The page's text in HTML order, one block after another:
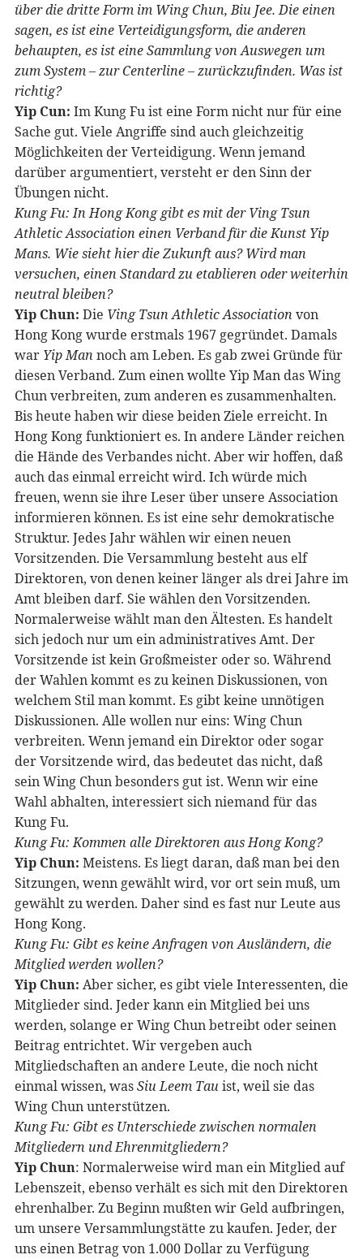
über die dritte Form im Wing Chun,Biu Jee. Die einen
sagen, es ist eine Verteidigungsform, die anderen
behaupten, es ist eine Sammlung von Auswegen um
zum System – zur Centerline – zurückzufinden. Was ist
richtig?
Yip Cun: Im Kung Fu ist eine Form nicht nur für eine
Sache gut. Viele Angriffe sind auch gleichzeitig
Möglichkeiten der Verteidigung. Wenn jemand
darüber argumentiert, versteht er den Sinn der
Übungen nicht.
Kung Fu: In Hong Kong gibt es mit der Ving Tsun
Athletic Association einen Verband für die Kunst Yip
Mans. Wie sieht hier die Zukunft aus? Wird man
versuchen, einen Standard zu etablieren oder weiterhin
neutral bleiben?
Yip Chun: Die Ving Tsun Athletic Association von
Hong Kong wurde erstmals 1967 gegründet. Damals
war Yip Man noch am Leben. Es gab zwei Gründe für
diesen Verband. Zum einen wollte Yip Man das Wing
Chun verbreiten, zum anderen es zusammenhalten.
Bis heute haben wir diese beiden Ziele erreicht. In
Hong Kong funktioniert es. In andere Länder reichen
die Hände des Verbandes nicht. Aber wir hoffen, daß
auch das einmal erreicht wird. Ich würde mich
freuen, wenn sie ihre Leser über unsere Association
informieren können. Es ist eine sehr demokratische
Struktur. Jedes Jahr wählen wir einen neuen
Vorsitzenden. Die Versammlung besteht aus elf
Direktoren, von denen keiner länger als drei Jahre im
Amt bleiben darf. Sie wählen den Vorsitzenden.
Normalerweise wählt man den Ältesten. Es handelt
sich jedoch nur um ein administratives Amt. Der
Vorsitzende ist kein Großmeister oder so. Während
der Wahlen kommt es zu keinen Diskussionen, von
welchem Stil man kommt. Es gibt keine unnötigen
Diskussionen. Alle wollen nur eins: Wing Chun
verbreiten. Wenn jemand ein Direktor oder sogar
der Vorsitzende wird, das bedeutet das nicht, daß
sein Wing Chun besonders gut ist. Wenn wir eine
Wahl abhalten, interessiert sich niemand für das
Kung Fu.
Kung Fu: Kommen alle Direktoren aus Hong Kong?
Yip Chun: Meistens. Es liegt daran, daß man bei den
Sitzungen, wenn gewählt wird, vor ort sein muß, um
gewählt zu werden. Daher sind es fast nur Leute aus
Hong Kong.
Kung Fu: Gibt es keine Anfragen von Ausländern, die
Mitglied werden wollen?
Yip Chun: Aber sicher, es gibt viele Interessenten, die
Mitglieder sind. Jeder kann ein Mitglied bei uns
werden, solange er Wing Chun betreibt oder seinen
Beitrag entrichtet. Wir vergeben auch
Mitgliedschaften an andere Leute, die noch nicht
einmal wissen, wasSiu Leem Tau ist, weil sie das
Wing Chun unterstützen.
Kung Fu: Gibt es Unterschiede zwischen normalen
Mitgliedern und Ehrenmitgliedern?
Yip Chun: Normalerweise wird man ein Mitglied auf
Lebenszeit, ebenso verhält es sich mit den Direktoren
ehrenhalber. Zu Beginn mußten wir Geld aufbringen,
um unsere Versammlungstätte zu kaufen. Jeder, der
uns einen Betrag von 1.000 Dollar zu Verfügung